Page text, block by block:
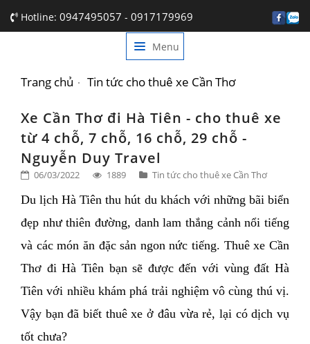
Hotline: 0947495057 - 0917179969
Menu
GIỚI THIỆU
DỊCH VỤ
BẢNG GIÁ
TIN TỨC
LIÊN HỆ
Trang chủ Tin tức cho thuê xe Cần Thơ
Xe Cần Thơ đi Hà Tiên - cho thuê xe
từ 4 chỗ, 7 chỗ, 16 chỗ, 29 chỗ -
Nguyễn Duy Travel
06/03/2022 1889 Tin tức cho thuê xe Cần Thơ
Du lịch Hà Tiên thu hút du khách với những bãi biển
đẹp như thiên đường, danh lam thắng cảnh nổi tiếng
và các món ăn đặc sản ngon nức tiếng. Thuê xe Cần
Thơ đi Hà Tiên bạn sẽ được đến với vùng đất Hà
Tiên với nhiều khám phá trải nghiệm vô cùng thú vị.
Vậy bạn đã biết thuê xe ở đâu vừa rẻ, lại có dịch vụ
tốt chưa?